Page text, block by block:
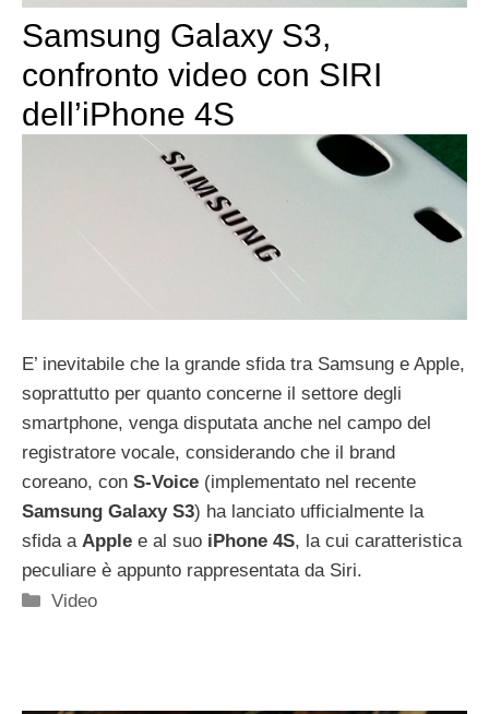
Samsung Galaxy S3,
confronto video con SIRI
dell’iPhone 4S
E’ inevitabile che la grande sfida tra Samsung e Apple,
soprattutto per quanto concerne il settore degli
smartphone, venga disputata anche nel campo del
registratore vocale, considerando che il brand
coreano, con S-Voice (implementato nel recente
Samsung Galaxy S3) ha lanciato ufficialmente la
sfida a Apple e al suo iPhone 4S, la cui caratteristica
peculiare è appunto rappresentata da Siri.
Categorie
Video